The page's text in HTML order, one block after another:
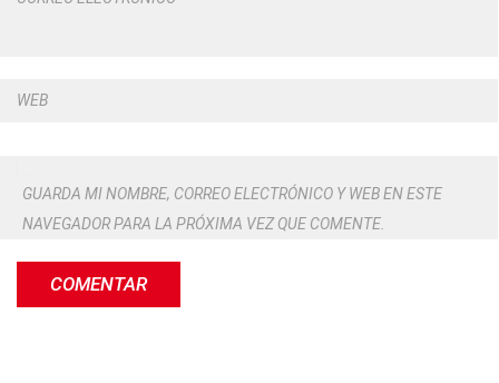
WEB
GUARDA MI NOMBRE, CORREO ELECTRÓNICO Y WEB EN ESTE
NAVEGADOR PARA LA PRÓXIMA VEZ QUE COMENTE.